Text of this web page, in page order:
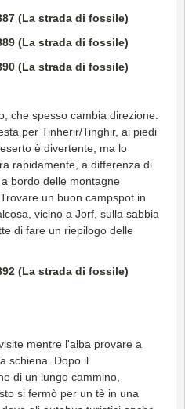
che spesso cambia direzione.
per Tinherir/Tinghir, ai piedi
è divertente, ma lo
rapidamente, a differenza di
bordo delle montagne
un buon campspot in
vicino a Jorf, sulla sabbia
di fare un riepilogo delle
mentre l'alba provare a
schiena. Dopo il
di un lungo cammino,
si fermò per un tè in una